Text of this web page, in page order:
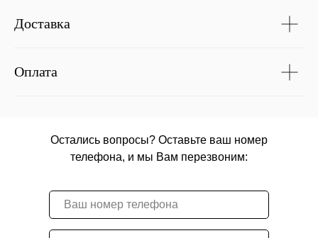
Доставка
Оплата
Остались вопросы? Оставьте ваш номер
телефона, и мы Вам перезвоним: